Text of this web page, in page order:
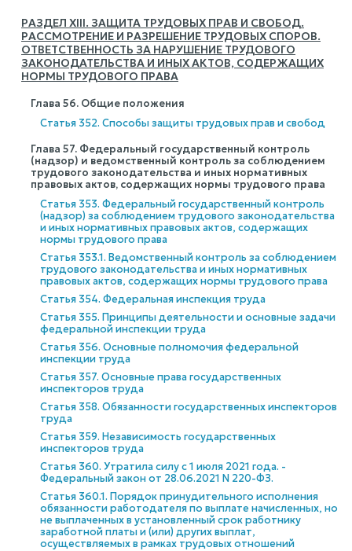
РАЗДЕЛ XIII. ЗАЩИТА ТРУДОВЫХ ПРАВ И СВОБОД.
РАССМОТРЕНИЕ И РАЗРЕШЕНИЕ ТРУДОВЫХ СПОРОВ.
ОТВЕТСТВЕННОСТЬ ЗА НАРУШЕНИЕ ТРУДОВОГО
ЗАКОНОДАТЕЛЬСТВА И ИНЫХ АКТОВ, СОДЕРЖАЩИХ
НОРМЫ ТРУДОВОГО ПРАВА
Глава 56. Общие положения
Статья 352. Способы защиты трудовых прав и свобод
Глава 57. Федеральный государственный контроль
(надзор) и ведомственный контроль за соблюдением
трудового законодательства и иных нормативных
правовых актов, содержащих нормы трудового права
Статья 353. Федеральный государственный контроль
(надзор) за соблюдением трудового законодательства
и иных нормативных правовых актов, содержащих
нормы трудового права
Статья 353.1. Ведомственный контроль за соблюдением
трудового законодательства и иных нормативных
правовых актов, содержащих нормы трудового права
Статья 354. Федеральная инспекция труда
Статья 355. Принципы деятельности и основные задачи
федеральной инспекции труда
Статья 356. Основные полномочия федеральной
инспекции труда
Статья 357. Основные права государственных
инспекторов труда
Статья 358. Обязанности государственных инспекторов
труда
Статья 359. Независимость государственных
инспекторов труда
Статья 360. Утратила силу с 1 июля 2021 года. -
Федеральный закон от 28.06.2021 N 220-ФЗ.
Статья 360.1. Порядок принудительного исполнения
обязанности работодателя по выплате начисленных, но
не выплаченных в установленный срок работнику
заработной платы и (или) других выплат,
осуществляемых в рамках трудовых отношений